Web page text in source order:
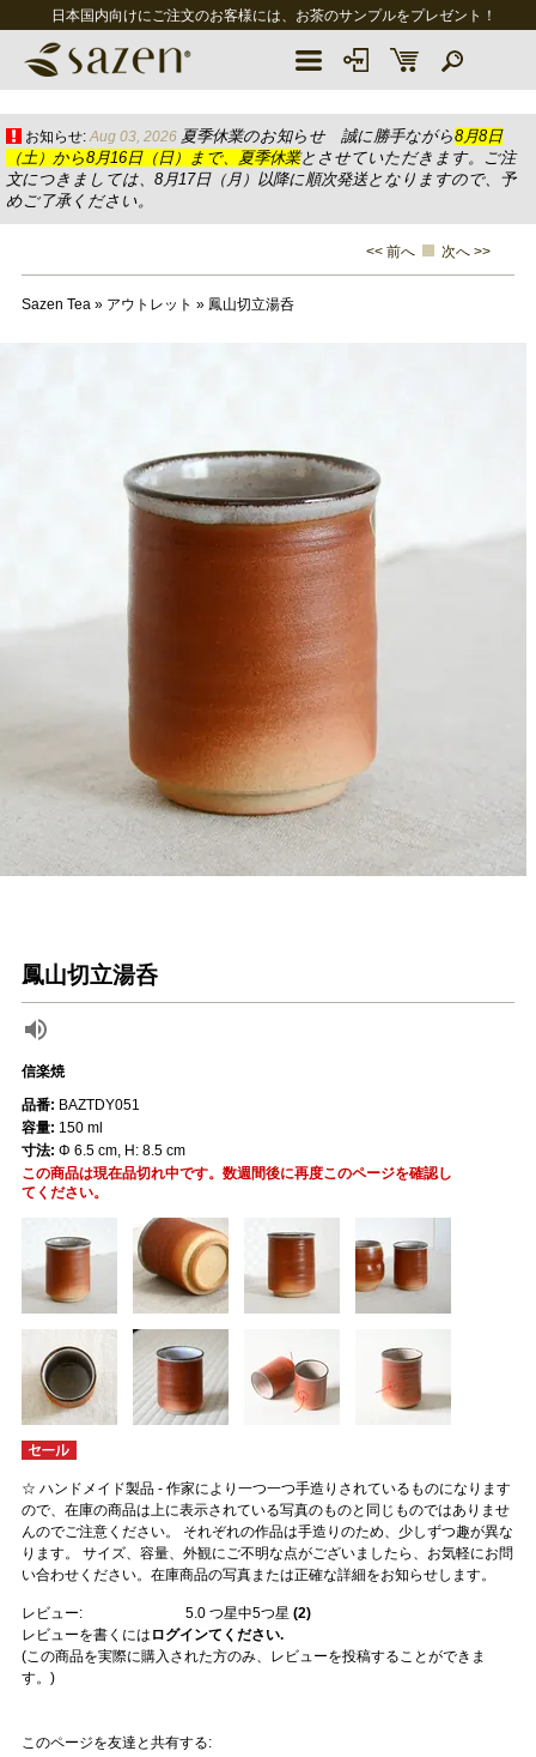
日本国内向けにご注文のお客様には、お茶のサンプルをプレゼント！
お知らせ: Aug 03, 2026 夏季休業のお知らせ 誠に勝手ながら8月8日
（土）から8月16日（日）まで、夏季休業とさせていただきます。ご注
文につきましては、8月17日（月）以降に順次発送となりますので、予
めご了承ください。
<< 前へ 次へ >>
Sazen Tea» アウトレット » 鳳山切立湯呑
鳳山切立湯呑
信楽焼
☆ ハンドメイド製品 - 作家により一つ一つ手造りされているものになります
ので、在庫の商品は上に表示されている写真のものと同じものではありませ
んのでご注意ください。 それぞれの作品は手造りのため、少しずつ趣が異な
ります。 サイズ、容量、外観にご不明な点がございましたら、お気軽にお問
い合わせください。在庫商品の写真または正確な詳細をお知らせします。
レビュー: 5.0つ星中5つ星 (2)
レビューを書くには ログインてください.
(この商品を実際に購入された方のみ、レビューを投稿することができま
す。)
このページを友達と共有する:
品番: BAZTDY051
容量: 150 ml
寸法: Φ 6.5 cm, H: 8.5 cm
この商品は現在品切れ中です。数週間後に再度このページを確認し
てください。